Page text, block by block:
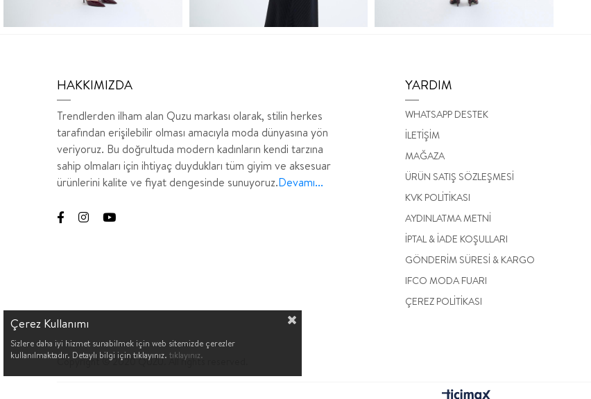
HAKKIMIZDA
Trendlerden ilham alan Quzu markası olarak, stilin herkes
tarafından erişilebilir olması amacıyla moda dünyasına yön
veriyoruz. Bu doğrultuda modern kadınların kendi tarzına
sahip olmaları için ihtiyaç duydukları tüm giyim ve aksesuar
ürünlerini kalite ve fiyat dengesinde sunuyoruz.Devamı...
YARDIM
WHATSAPP DESTEK
İLETİŞİM
MAĞAZA
ÜRÜN SATIŞ SÖZLEŞMESİ
KVK POLİTİKASI
AYDINLATMA METNİ
İPTAL & İADE KOŞULLARI
GÖNDERİM SÜRESİ & KARGO
IFCO MODA FUARI
ÇEREZ POLİTİKASI
Copyright © 2020 QUZU. All rights reserved.
Çerez Kullanımı
Sizlere daha iyi hizmet sunabilmek için web sitemizde çerezler
kullanılmaktadır. Detaylı bilgi için tıklayınız. tıklayınız.